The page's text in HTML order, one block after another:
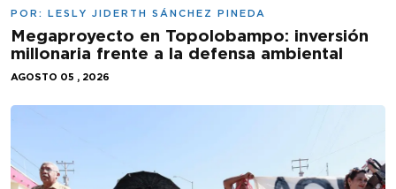
POR: LESLY JIDERTH SÁNCHEZ PINEDA
Megaproyecto en Topolobampo: inversión
millonaria frente a la defensa ambiental
AGOSTO 05 , 2026